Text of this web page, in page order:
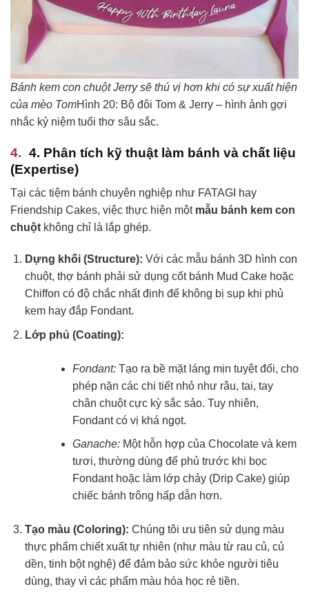
Bánh kem con chuột Jerry sẽ thú vị hơn khi có sự xuất hiện
của mèo TomHình 20: Bộ đôi Tom & Jerry – hình ảnh gợi
nhắc kỷ niệm tuổi thơ sâu sắc.
4. Phân tích kỹ thuật làm bánh và chất liệu
(Expertise)
Tại các tiệm bánh chuyên nghiệp như FATAGI hay
Friendship Cakes, việc thực hiện một mẫu bánh kem con
chuột không chỉ là lắp ghép.
Dựng khối (Structure): Với các mẫu bánh 3D hình con
chuột, thợ bánh phải sử dụng cốt bánh Mud Cake hoặc
Chiffon có độ chắc nhất định để không bị sụp khi phủ
kem hay đắp Fondant.
Lớp phủ (Coating):
Fondant:Tạo ra bề mặt láng mịn tuyệt đối, cho
phép nặn các chi tiết nhỏ như râu, tai, tay
chân chuột cực kỳ sắc sảo. Tuy nhiên,
Fondant có vị khá ngọt.
Ganache:Một hỗn hợp của Chocolate và kem
tươi, thường dùng để phủ trước khi bọc
Fondant hoặc làm lớp chảy (Drip Cake) giúp
chiếc bánh trông hấp dẫn hơn.
Tạo màu (Coloring): Chúng tôi ưu tiên sử dụng màu
thực phẩm chiết xuất tự nhiên (như màu từ rau củ, củ
dền, tinh bột nghệ) để đảm bảo sức khỏe người tiêu
dùng, thay vì các phẩm màu hóa học rẻ tiền.